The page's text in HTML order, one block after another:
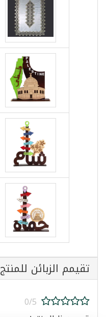
تقيمم الزبائن للمنتج
0/5